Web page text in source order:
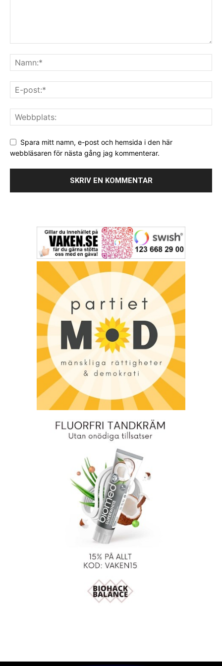
Spara mitt namn, e-post och hemsida i den här
webbläsaren för nästa gång jag kommenterar.